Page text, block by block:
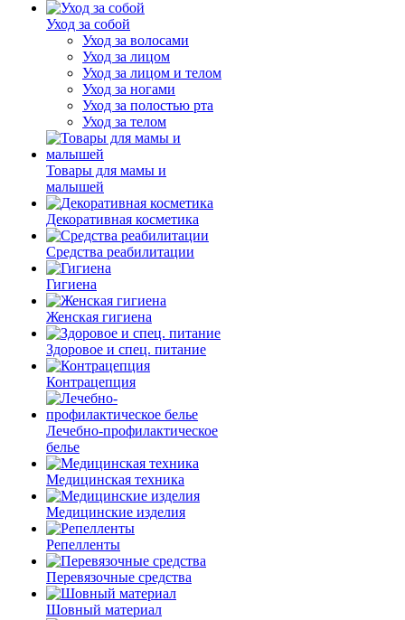
Уход за собой
Уход за волосами
Уход за лицом
Уход за лицом и телом
Уход за ногами
Уход за полостью рта
Уход за телом
Товары для мамы и
малышей
Декоративная косметика
Средства реабилитации
Гигиена
Женская гигиена
Здоровое и спец. питание
Контрацепция
Лечебно-профилактическое
белье
Медицинская техника
Медицинские изделия
Репелленты
Перевязочные средства
Шовный материал